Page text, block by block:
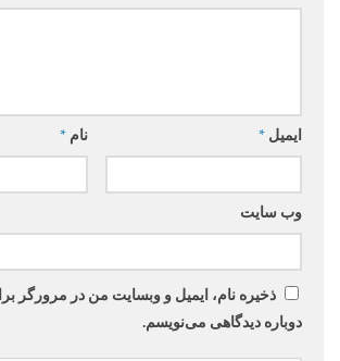
نام * ایمیل *
وب‌ سایت
ذخیره نام، ایمیل و وبسایت من در مرورگر
دوباره دیدگاهی می‌نویسم.